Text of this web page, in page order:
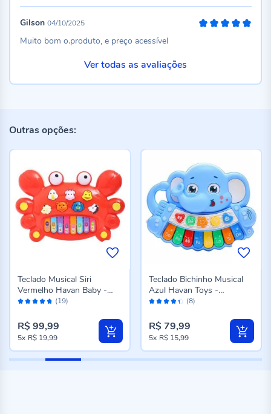
Gilson 04/10/2025
Muito bom o.produto, e preço acessível
Ver todas as avaliações
Outras opções:
Avaliação: (19)
Teclado Musical Siri
Vermelho Havan Baby -
HBR0421
R$ 99,99
5x R$ 19,99
Avaliação: (8)
Teclado Bichinho Musical
Azul Havan Toys -
HBR0403
R$ 79,99
5x R$ 15,99